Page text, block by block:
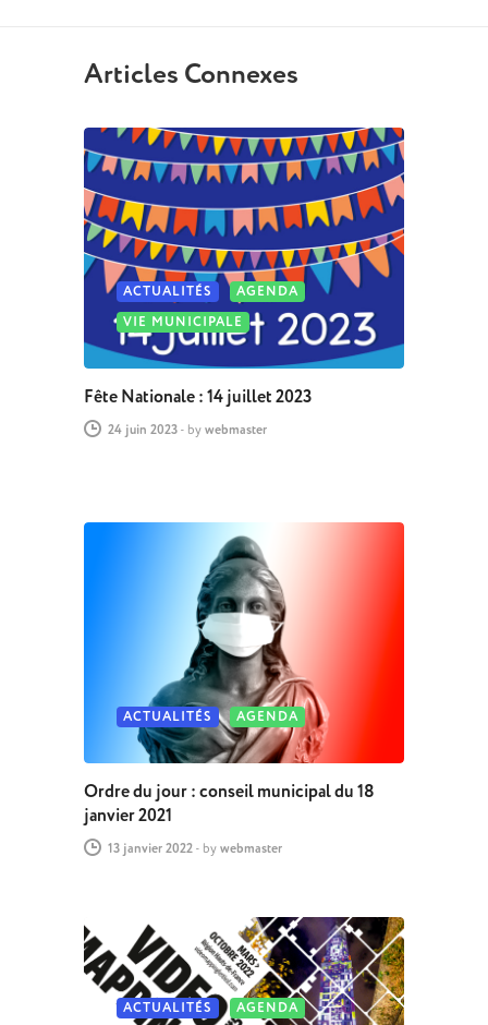
Articles Connexes
ACTUALITÉS
AGENDA
VIE MUNICIPALE
Fête Nationale : 14 juillet 2023
24 juin 2023- by webmaster
ACTUALITÉS AGENDA
Ordre du jour : conseil municipal du 18
janvier 2021
13 janvier 2022- by webmaster
ACTUALITÉS
AGENDA